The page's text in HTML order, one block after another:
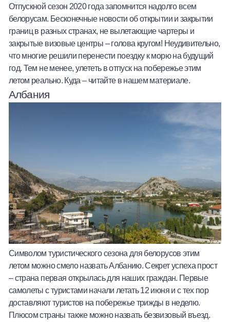
Халва
Онлайн-обменник
Премиальный сервис Prime Line
Мобильный банк MOBY
Продукты для Бизнеса
Отпускной сезон 2020 года запомнится надолго всем
белорусам. Бесконечные новости об открытии и закрытии
границ в разных странах, не вылетающие чартеры и
закрытые визовые центры – голова кругом! Неудивительно,
что многие решили перенести поездку к морю на будущий
год. Тем не менее, улететь в отпуск на побережье этим
летом реально. Куда – читайте в нашем материале.
Албания
Символом туристического сезона для белорусов этим
летом можно смело назвать Албанию. Секрет успеха прост
– страна первая открылась для наших граждан. Первые
самолеты с туристами начали летать 12 июня и с тех пор
доставляют туристов на побережье трижды в неделю.
Плюсом страны также можно назвать безвизовый въезд.